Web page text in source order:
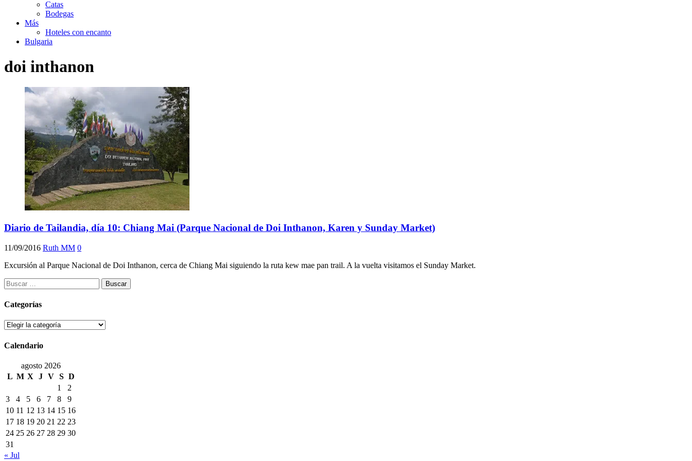
Catas
Bodegas
Más
Hoteles con encanto
Bulgaria
doi inthanon
Diario de Tailandia, día 10: Chiang Mai (Parque Nacional de Doi Inthanon, Karen y Sunday Market)
11/09/2016 Ruth MM 0
Excursión al Parque Nacional de Doi Inthanon, cerca de Chiang Mai siguiendo la ruta kew mae pan trail. A la vuelta visitamos el Sunday Market.
Buscar:
Categorías
Categorías
Calendario
agosto 2026
L M X J V S D
1
2
3
4 5 6 7 8
9
10 11 12 13 14 15 16
17 18 19 20 21 22 23
24 25 26 27 28 29 30
31
« Jul